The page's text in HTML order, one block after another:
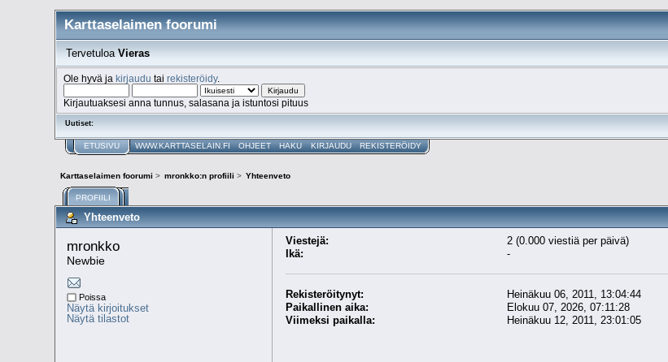
Karttaselaimen foorumi
Tervetuloa Vieras
Ole hyvä jakirjaudu tairekisteröidy.
Kirjautuaksesi anna tunnus, salasana ja istuntosi pituus
Uutiset:
ETUSIVU WWW.KARTTASELAIN.FI OHJEET HAKU KIRJAUDU REKISTERÖIDY
Karttaselaimen foorumi > mronkko:n profiili > Yhteenveto
PROFIILI
Yhteenveto
mronkko
Newbie
Poissa
Näytä kirjoitukset
Näytä tilastot
Viestejä:
2 (0.000 viestiä per päivä)
Ikä:
-
Rekisteröitynyt:
Heinäkuu 06, 2011, 13:04:44
Paikallinen aika:
Elokuu 07, 2026, 07:11:28
Viimeksi paikalla:
Heinäkuu 12, 2011, 23:01:05